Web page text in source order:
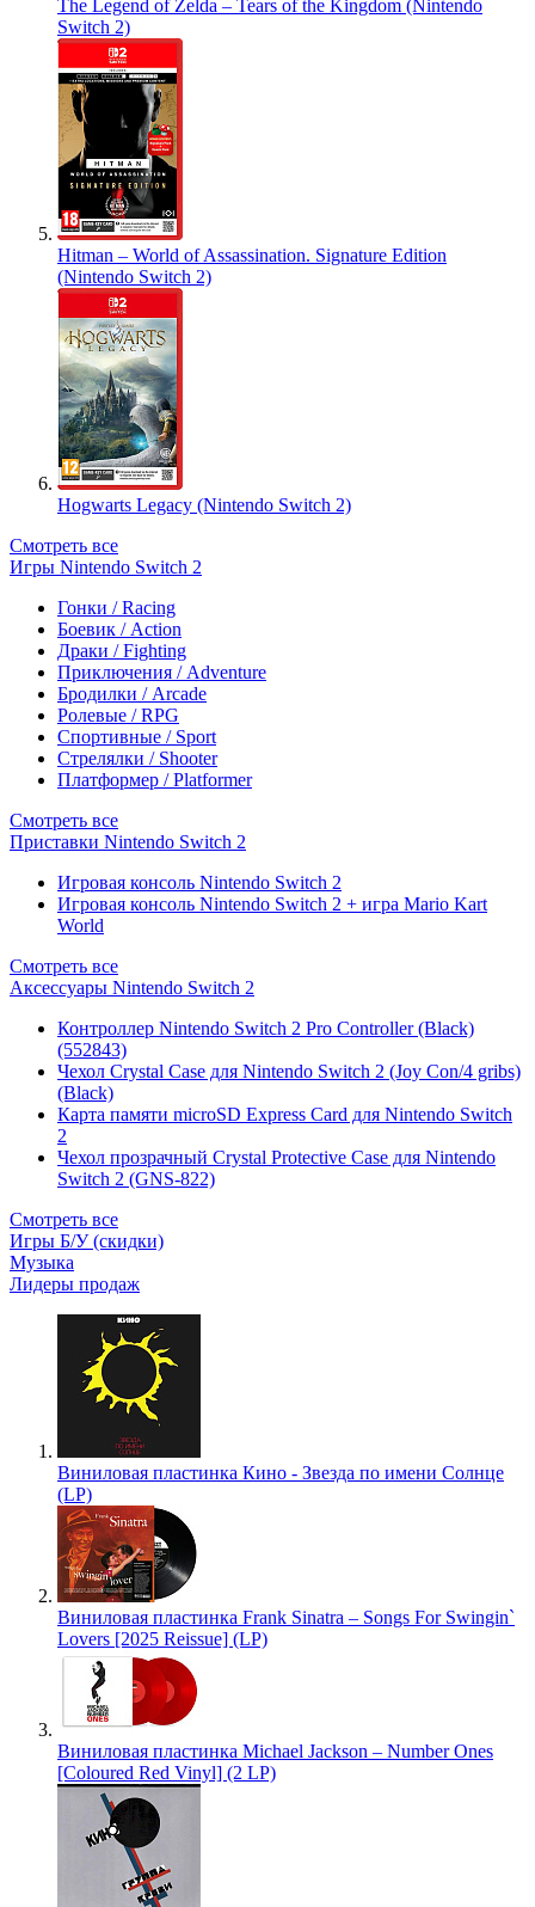
The Legend of Zelda – Tears of the Kingdom (Nintendo
Switch 2)
Hitman – World of Assassination. Signature Edition
(Nintendo Switch 2)
Hogwarts Legacy (Nintendo Switch 2)
Смотреть все
Игры Nintendo Switch 2
Гонки / Racing
Боевик / Action
Драки / Fighting
Приключения / Adventure
Бродилки / Arcade
Ролевые / RPG
Спортивные / Sport
Стрелялки / Shooter
Платформер / Platformer
Смотреть все
Приставки Nintendo Switch 2
Игровая консоль Nintendo Switch 2
Игровая консоль Nintendo Switch 2 + игра Mario Kart
World
Смотреть все
Аксессуары Nintendo Switch 2
Контроллер Nintendo Switch 2 Pro Controller (Black)
(552843)
Чехол Сrystal Сase для Nintendo Switch 2 (Joy Con/4 gribs)
(Black)
Карта памяти microSD Express Card для Nintendo Switch
2
Чехол прозрачный Crystal Protective Case для Nintendo
Switch 2 (GNS-822)
Смотреть все
Игры Б/У (скидки)
Музыка
Лидеры продаж
Виниловая пластинка Кино - Звезда по имени Солнце
(LP)
Виниловая пластинка Frank Sinatra – Songs For Swingin`
Lovers [2025 Reissue] (LP)
Виниловая пластинка Michael Jackson – Number Ones
[Coloured Red Vinyl] (2 LP)